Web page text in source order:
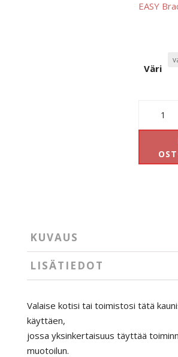
EASY
Väri
Braccio
määrä
KUVAUS
LISÄTIEDOT
Valaise kotisi tai toimistosi tätä
käyttäen,
jossa yksinkertaisuus täyttää
muotoilun.